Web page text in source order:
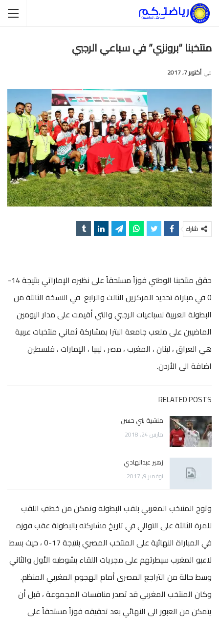
منتخبنا “برونزي” في سباعي الرجبي
في أكتوبر 7, 2017
شارك
حقق منتخبنا الوطني فوزاً مستحقاً على نظيره الإماراتي بنتيجة 14-
0 في مباراة تحديد المركزين الثالث والرابع في النسخة الثالثة من
البطولة العربية لسباعيات الرجبي والتي أقيمت على مدار اليومين
الماضيين على ملعب جامعة البترا بمشاركة ثماني منتخبات عربية
هي العراق ، لبنان ، المغرب ، مصر ، ليبيا ، الإمارات ، فلسطين
اضافة الى الأردن.
RELATED POSTS
منشية بني حسن
مارس 24, 2018
زهير عبدالهادي
نوفمبر 9, 2017
وتوج المنتخب المغربي بلقب البطولة وتمكن من خطفِ اللقب
للمرة الثالثة على التوالي في تاريخ مشاركته بالبطولة عقب فوزه
في المباراة النهائية على المنتخب المصري بنتيجة 17-0 ، حيث بسط
لاعبو المغرب سيطرتهم على مجريات اللقاء بشوطيه الأول والثاني
وسط حالة من التراجع المصري أمام الهجوم المغربي المنظم.
وكان المنتخب المغربي قد تصدر منافسات المجموعة ، قبل أن
يتمكن من العبور الى النهائي بعد تحقيقه فوزاً مستحقاً على